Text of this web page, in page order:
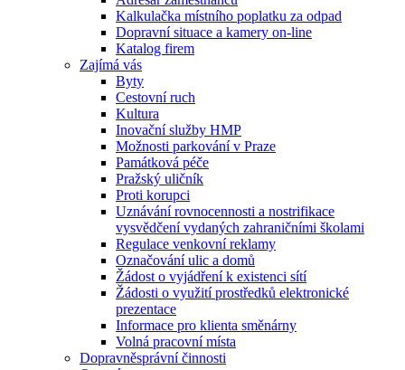
Kalkulačka místního poplatku za odpad
Dopravní situace a kamery on-line
Katalog firem
Zajímá vás
Byty
Cestovní ruch
Kultura
Inovační služby HMP
Možnosti parkování v Praze
Památková péče
Pražský uličník
Proti korupci
Uznávání rovnocennosti a nostrifikace
vysvědčení vydaných zahraničními školami
Regulace venkovní reklamy
Označování ulic a domů
Žádost o vyjádření k existenci sítí
Žádosti o využití prostředků elektronické
prezentace
Informace pro klienta směnárny
Volná pracovní místa
Dopravněsprávní činnosti